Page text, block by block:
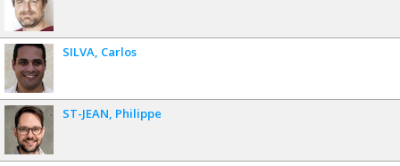
SILVA Carlos
ST-JEAN Philippe